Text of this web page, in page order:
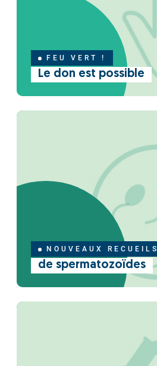
FEU VERT !
Le don est possible
NOUVEAUX RECUEILS
de spermatozoïdes